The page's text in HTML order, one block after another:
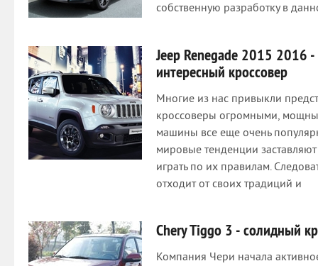
собственную разработку в
Jeep Renegade 2015 2016
интересный кроссовер
Многие из нас привыкли
кроссоверы огромными,
машины все еще очень
мировые тенденции
играть по их правилам.
отходит от своих традиций и
Chery Tiggo 3 - солидный
Компания Чери начала